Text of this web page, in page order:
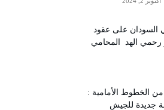
السودان على عقود
رحمي الهد المحامي
الخطوط الأمامية :
جديدة للجيش